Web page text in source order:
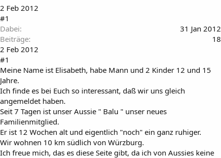
t
m
2 Feb 2012
#1
Dabei
31 Jan 2012
Beiträge
18
2 Feb 2012
#1
Meine Name ist Elisabeth, habe Mann und 2 Kinder 12 und 15
Jahre.
Ich finde es bei Euch so interessant, daß wir uns gleich
angemeldet haben.
Seit 7 Tagen ist unser Aussie " Balu " unser neues
Familienmitglied.
Er ist 12 Wochen alt und eigentlich "noch" ein ganz ruhiger.
Wir wohnen 10 km südlich von Würzburg.
Ich freue mich, das es diese Seite gibt, da ich von Aussies keine